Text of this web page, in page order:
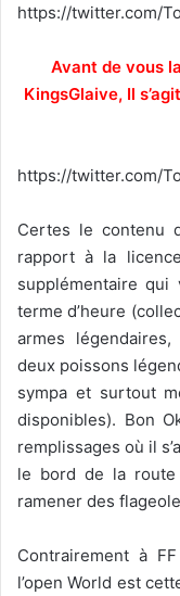
https://twitter.com/
Avant de vous
KingsGlaive, Il
https://twitter.com/
Certes le contenu
rapport à la
supplémentaire
terme d’heure
armes
deux poissons
sympa et surtout
disponibles). Bon
remplissages où il
le bord de la
ramener des
Contrairement à
l’open World est